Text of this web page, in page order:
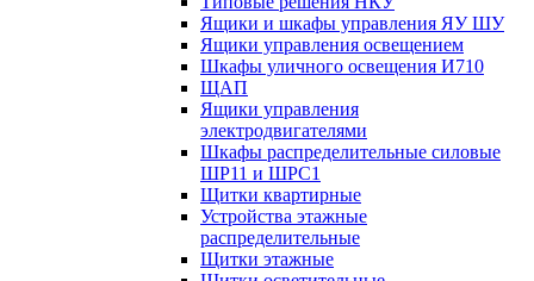
Ящики и шкафы управления ЯУ ШУ
Ящики управления освещением
Шкафы уличного освещения И710
ЩАП
Ящики управления
электродвигателями
Шкафы распределительные силовые
ШР11 и ШРС1
Щитки квартирные
Устройства этажные
распределительные
Щитки этажные